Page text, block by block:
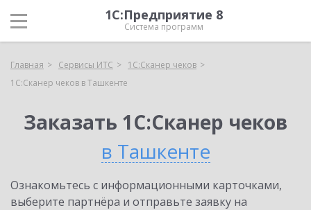
1С:Предприятие 8
Система программ
Главная Сервисы ИТС
1С:Сканер чеков
1С:Сканер чеков в Ташкенте
Заказать 1С:Сканер чеков
в Ташкенте
Ознакомьтесь с информационными карточками,
выберите партнёра и отправьте заявку на